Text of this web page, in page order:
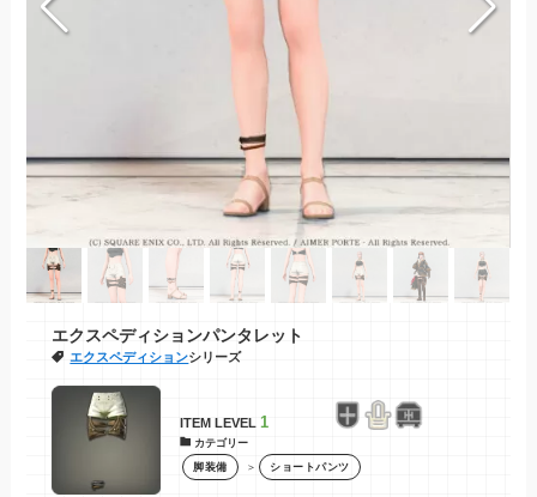
エクスペディションパンタレット
エクスペディションシリーズ
ITEM LEVEL 1
カテゴリー
脚装備 ＞ ショートパンツ